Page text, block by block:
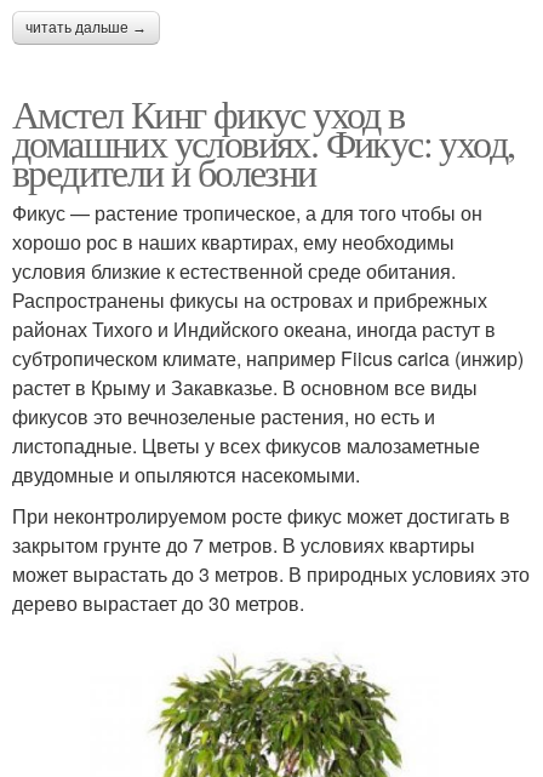
читать дальше →
Амстел Кинг фикус уход в
домашних условиях. Фикус: уход,
вредители и болезни
Фикус — растение тропическое, а для того чтобы он
хорошо рос в наших квартирах, ему необходимы
условия близкие к естественной среде обитания.
Распространены фикусы на островах и прибрежных
районах Тихого и Индийского океана, иногда растут в
субтропическом климате, например Fiicus carica (инжир)
растет в Крыму и Закавказье. В основном все виды
фикусов это вечнозеленые растения, но есть и
листопадные. Цветы у всех фикусов малозаметные
двудомные и опыляются насекомыми.
При неконтролируемом росте фикус может достигать в
закрытом грунте до 7 метров. В условиях квартиры
может вырастать до 3 метров. В природных условиях это
дерево вырастает до 30 метров.